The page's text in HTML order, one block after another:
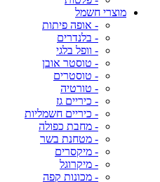
מוצרי חשמל
- אופה פיתות
- בלנדרים
- וופל בלגי
- טוסטר אובן
- טוסטרים
- טורטיה
- כיריים גז
- כיריים חשמליות
- מחבת כפולה
- מטחנת בשר
- מיקסרים
- מיקרוגל
- מכונות קפה